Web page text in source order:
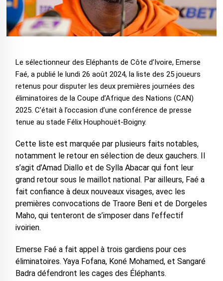
Le sélectionneur des Eléphants de Côte d’Ivoire, Emerse
Faé, a publié le lundi 26 août 2024, la liste des 25 joueurs
retenus pour disputer les deux premières journées des
éliminatoires de la Coupe d’Afrique des Nations (CAN)
2025. C’était à l’occasion d’une conférence de presse
tenue au stade Félix Houphouët-Boigny.
Cette liste est marquée par plusieurs faits notables,
notamment le retour en sélection de deux gauchers. Il
s’agit d’Amad Diallo et de Sylla Abacar qui font leur
grand retour sous le maillot national. Par ailleurs, Faé a
fait confiance à deux nouveaux visages, avec les
premières convocations de Traore Beni et de Dorgeles
Maho, qui tenteront de s’imposer dans l’effectif
ivoirien.
Emerse Faé a fait appel à trois gardiens pour ces
éliminatoires. Yaya Fofana, Koné Mohamed, et Sangaré
Badra défendront les cages des Éléphants.